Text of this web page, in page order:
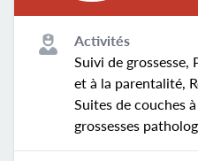
Activités
Suivi de grossesse,
et à la parentalité,
Suites de couches
grossesses